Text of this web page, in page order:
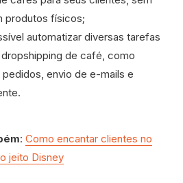
produtos físicos;
automatizar diversas tarefas
de café, como
envio de e-mails e
: Como encantar clientes no
jeito Disney